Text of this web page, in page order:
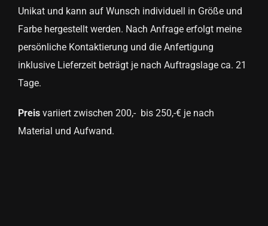
Unikat und kann auf Wunsch individuell in Größe und
Farbe hergestellt werden. Nach Anfrage erfolgt meine
persönliche Kontaktierung und die Anfertigung
inklusive Lieferzeit beträgt je nach Auftragslage ca. 21
Tage.
Preis variiert zwischen 200,- bis 250,-€ je nach
Material und Aufwand.